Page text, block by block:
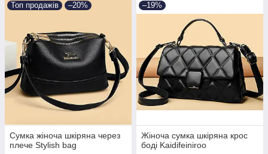
Топ продажів –20%
Сумка жіноча шкіряна через
плече Stylish bag
–19%
Жіноча сумка шкіряна крос
боді Kaidifeiniroo